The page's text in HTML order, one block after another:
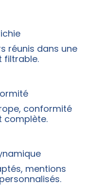
réunis dans une
filtrable.
conformité
complète.
mentions